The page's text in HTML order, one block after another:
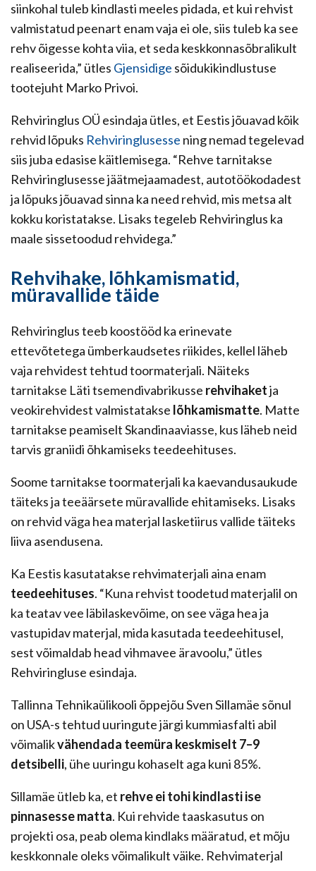
siinkohal tuleb kindlasti meeles pidada, et kui rehvist
valmistatud peenart enam vaja ei ole, siis tuleb ka see
rehv õigesse kohta viia, et seda keskkonnasõbralikult
realiseerida,” ütles Gjensidige sõidukikindlustuse
tootejuht Marko Privoi.
Rehviringlus OÜ esindaja ütles, et Eestis jõuavad kõik
rehvid lõpuks Rehviringlusesse ning nemad tegelevad
siis juba edasise käitlemisega. “Rehve tarnitakse
Rehviringlusesse jäätmejaamadest, autotöökodadest
ja lõpuks jõuavad sinna ka need rehvid, mis metsa alt
kokku koristatakse. Lisaks tegeleb Rehviringlus ka
maale sissetoodud rehvidega.”
Rehvihake, lõhkamismatid,
müravallide täide
Rehviringlus teeb koostööd ka erinevate
ettevõtetega ümberkaudsetes riikides, kellel läheb
vaja rehvidest tehtud toormaterjali. Näiteks
tarnitakse Läti tsemendivabrikusse rehvihaketja
veokirehvidest valmistatakse lõhkamismatte. Matte
tarnitakse peamiselt Skandinaaviasse, kus läheb neid
tarvis graniidi õhkamiseks teedeehituses.
Soome tarnitakse toormaterjali ka kaevandusaukude
täiteks ja teeäärsete müravallide ehitamiseks. Lisaks
on rehvid väga hea materjal lasketiirus vallide täiteks
liiva asendusena.
Ka Eestis kasutatakse rehvimaterjali aina enam
teedeehituses. “Kuna rehvist toodetud materjalil on
ka teatav vee läbilaskevõime, on see väga hea ja
vastupidav materjal, mida kasutada teedeehitusel,
sest võimaldab head vihmavee äravoolu,” ütles
Rehviringluse esindaja.
Tallinna Tehnikaülikooli õppejõu Sven Sillamäe sõnul
on USA-s tehtud uuringute järgi kummiasfalti abil
võimalikvähendada teemüra keskmiselt 7–9
detsibelli, ühe uuringu kohaselt aga kuni 85%.
Sillamäe ütleb ka, et rehve ei tohi kindlasti ise
pinnasesse matta. Kui rehvide taaskasutus on
projekti osa, peab olema kindlaks määratud, et mõju
keskkonnale oleks võimalikult väike. Rehvimaterjal